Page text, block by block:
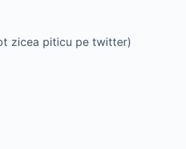
zicea piticu pe twitter)